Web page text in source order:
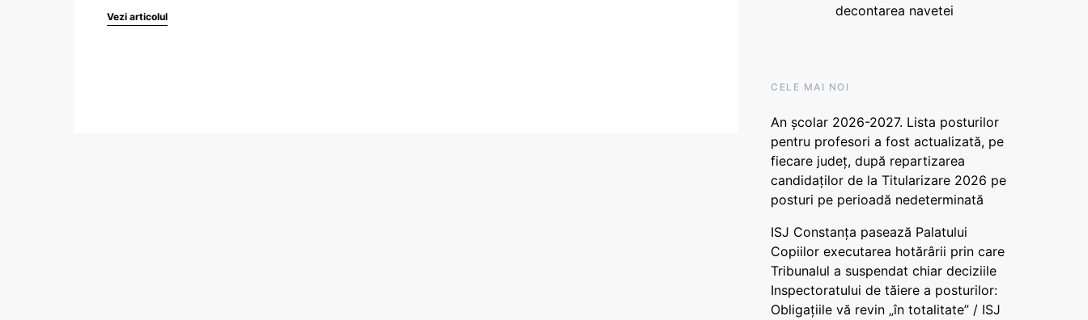
Vezi articolul
decontarea navetei
CELE MAI NOI
An școlar 2026-2027. Lista posturilor
pentru profesori a fost actualizată, pe
fiecare județ, după repartizarea
candidaților de la Titularizare 2026 pe
posturi pe perioadă nedeterminată
ISJ Constanța pasează Palatului
Copiilor executarea hotărârii prin care
Tribunalul a suspendat chiar deciziile
Inspectoratului de tăiere a posturilor:
Obligațiile vă revin „în totalitate” / ISJ